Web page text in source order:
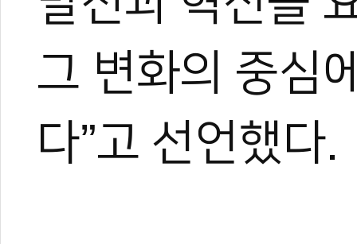
그 변화의 중심
다”고 선언했다.